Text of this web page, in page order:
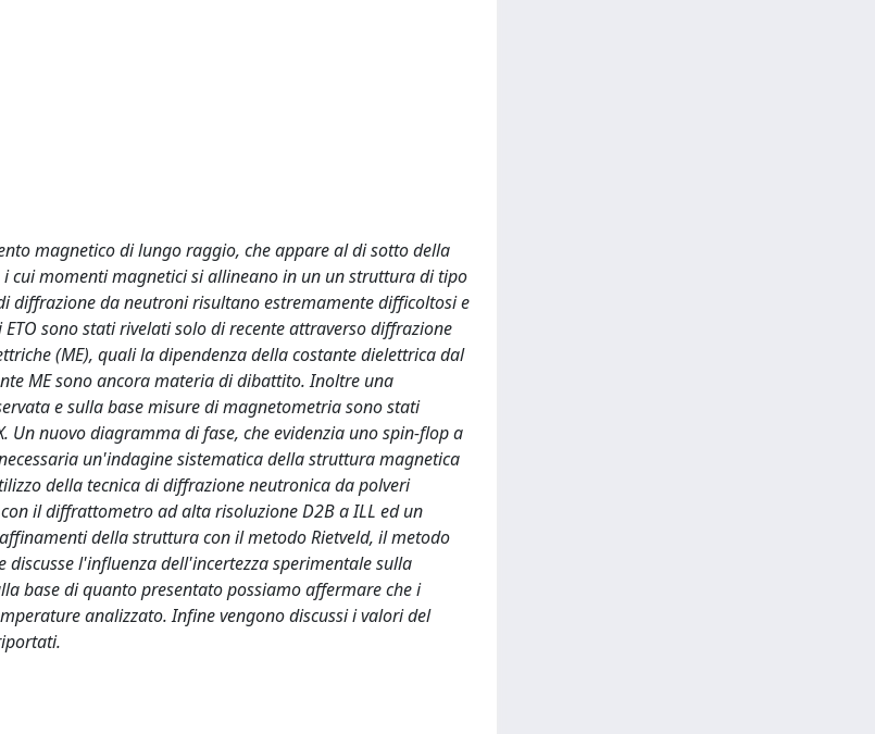
magnetico di lungo raggio, che appare al di sotto della
cui momenti magnetici si allineano in un un struttura di tipo
diffrazione da neutroni risultano estremamente difficoltosi e
sono stati rivelati solo di recente attraverso diffrazione
(ME), quali la dipendenza della costante dielettrica dal
ME sono ancora materia di dibattito. Inoltre una
e sulla base misure di magnetometria sono stati
nuovo diagramma di fase, che evidenzia uno spin-flop a
un'indagine sistematica della struttura magnetica
della tecnica di diffrazione neutronica da polveri
il diffrattometro ad alta risoluzione D2B a ILL ed un
della struttura con il metodo Rietveld, il metodo
l'influenza dell'incertezza sperimentale sulla
base di quanto presentato possiamo affermare che i
analizzato. Infine vengono discussi i valori del